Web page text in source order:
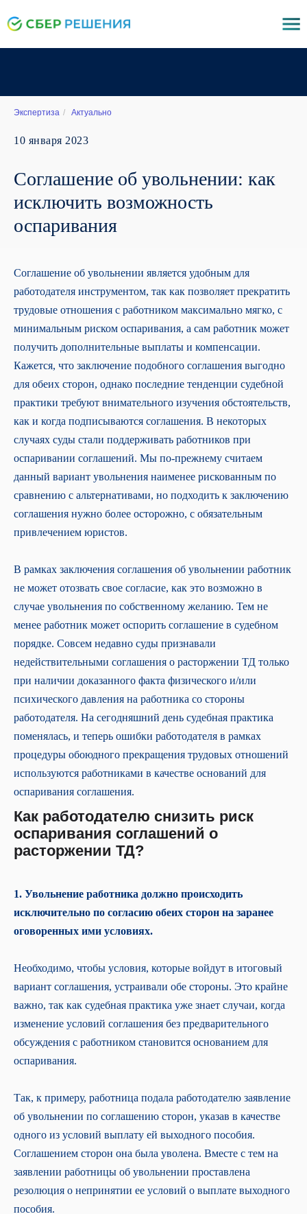
Экспертиза / Актуально
10 января 2023
Соглашение об увольнении: как
исключить возможность
оспаривания
Соглашение об увольнении является удобным для
работодателя инструментом, так как позволяет прекратить
трудовые отношения с работником максимально мягко, с
минимальным риском оспаривания, а сам работник может
получить дополнительные выплаты и компенсации.
Кажется, что заключение подобного соглашения выгодно
для обеих сторон, однако последние тенденции судебной
практики требуют внимательного изучения обстоятельств,
как и когда подписываются соглашения. В некоторых
случаях суды стали поддерживать работников при
оспаривании соглашений. Мы по-прежнему считаем
данный вариант увольнения наименее рискованным по
сравнению с альтернативами, но подходить к заключению
соглашения нужно более осторожно, с обязательным
привлечением юристов.
В рамках заключения соглашения об увольнении работник
не может отозвать свое согласие, как это возможно в
случае увольнения по собственному желанию. Тем не
менее работник может оспорить соглашение в судебном
порядке. Совсем недавно суды признавали
недействительными соглашения о расторжении ТД только
при наличии доказанного факта физического и/или
психического давления на работника со стороны
работодателя. На сегодняшний день судебная практика
поменялась, и теперь ошибки работодателя в рамках
процедуры обоюдного прекращения трудовых отношений
используются работниками в качестве оснований для
оспаривания соглашения.
Как работодателю снизить риск
оспаривания соглашений о
расторжении ТД?
1. Увольнение работника должно происходить
исключительно по согласию обеих сторон на заранее
оговоренных ими условиях.
Необходимо, чтобы условия, которые войдут в итоговый
вариант соглашения, устраивали обе стороны. Это крайне
важно, так как судебная практика уже знает случаи, когда
изменение условий соглашения без предварительного
обсуждения с работником становится основанием для
оспаривания.
Так, к примеру, работница подала работодателю заявление
об увольнении по соглашению сторон, указав в качестве
одного из условий выплату ей выходного пособия.
Соглашением сторон она была уволена. Вместе с тем на
заявлении работницы об увольнении проставлена
резолюция о непринятии ее условий о выплате выходного
пособия.